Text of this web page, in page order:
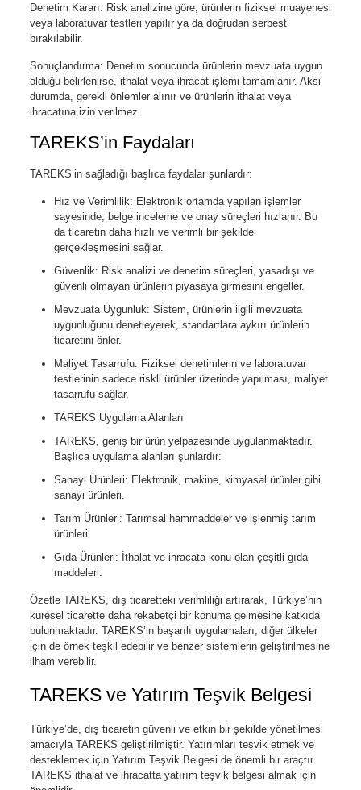
Denetim Kararı: Risk analizine göre, ürünlerin fiziksel muayenesi
veya laboratuvar testleri yapılır ya da doğrudan serbest
bırakılabilir.
Sonuçlandırma: Denetim sonucunda ürünlerin mevzuata uygun
olduğu belirlenirse, ithalat veya ihracat işlemi tamamlanır. Aksi
durumda, gerekli önlemler alınır ve ürünlerin ithalat veya
ihracatına izin verilmez.
TAREKS’in Faydaları
TAREKS’in sağladığı başlıca faydalar şunlardır:
Hız ve Verimlilik: Elektronik ortamda yapılan işlemler
sayesinde, belge inceleme ve onay süreçleri hızlanır. Bu
da ticaretin daha hızlı ve verimli bir şekilde
gerçekleşmesini sağlar.
Güvenlik: Risk analizi ve denetim süreçleri, yasadışı ve
güvenli olmayan ürünlerin piyasaya girmesini engeller.
Mevzuata Uygunluk: Sistem, ürünlerin ilgili mevzuata
uygunluğunu denetleyerek, standartlara aykırı ürünlerin
ticaretini önler.
Maliyet Tasarrufu: Fiziksel denetimlerin ve laboratuvar
testlerinin sadece riskli ürünler üzerinde yapılması, maliyet
tasarrufu sağlar.
TAREKS Uygulama Alanları
TAREKS, geniş bir ürün yelpazesinde uygulanmaktadır.
Başlıca uygulama alanları şunlardır:
Sanayi Ürünleri: Elektronik, makine, kimyasal ürünler gibi
sanayi ürünleri.
Tarım Ürünleri: Tarımsal hammaddeler ve işlenmiş tarım
ürünleri.
Gıda Ürünleri: İthalat ve ihracata konu olan çeşitli gıda
maddeleri.
Özetle TAREKS, dış ticaretteki verimliliği artırarak, Türkiye’nin
küresel ticarette daha rekabetçi bir konuma gelmesine katkıda
bulunmaktadır. TAREKS’in başarılı uygulamaları, diğer ülkeler
için de örnek teşkil edebilir ve benzer sistemlerin geliştirilmesine
ilham verebilir.
TAREKS ve Yatırım Teşvik Belgesi
Türkiye’de, dış ticaretin güvenli ve etkin bir şekilde yönetilmesi
amacıyla TAREKS geliştirilmiştir. Yatırımları teşvik etmek ve
desteklemek için Yatırım Teşvik Belgesi de önemli bir araçtır.
TAREKS ithalat ve ihracatta yatırım teşvik belgesi almak için